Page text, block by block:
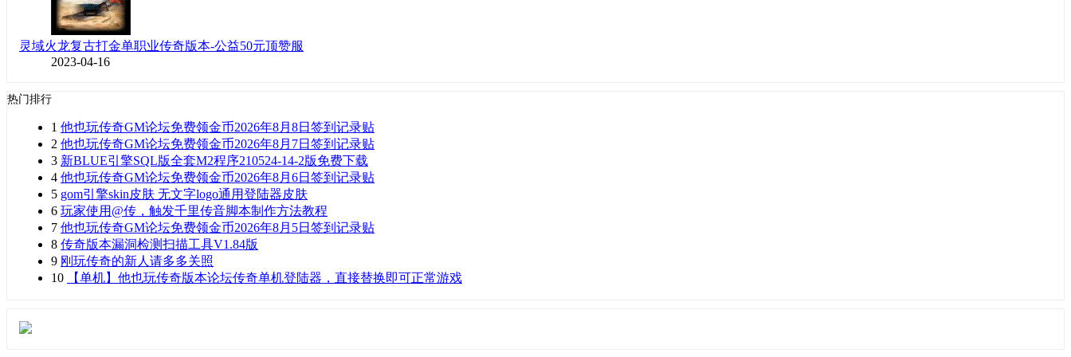
灵域火龙复古打金单职业传奇版本-公益50元顶赞服
2023-04-16
热门排行
1 他也玩传奇GM论坛免费领金币2026年8月8日签到记录贴
2 他也玩传奇GM论坛免费领金币2026年8月7日签到记录贴
3 新BLUE引擎SQL版全套M2程序210524-14-2版免费下载
4 他也玩传奇GM论坛免费领金币2026年8月6日签到记录贴
5 gom引擎skin皮肤 无文字logo通用登陆器皮肤
6 玩家使用@传，触发千里传音脚本制作方法教程
7 他也玩传奇GM论坛免费领金币2026年8月5日签到记录贴
8 传奇版本漏洞检测扫描工具V1.84版
9 刚玩传奇的新人请多多关照
10
【单机】他也玩传奇版本论坛传奇单机登陆器，直接替换即可正常游戏